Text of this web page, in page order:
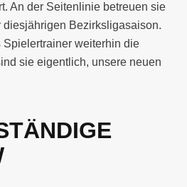
An der Seitenlinie betreuen sie
diesjährigen Bezirksligasaison.
Spielertrainer weiterhin die
sie eigentlich, unsere neuen